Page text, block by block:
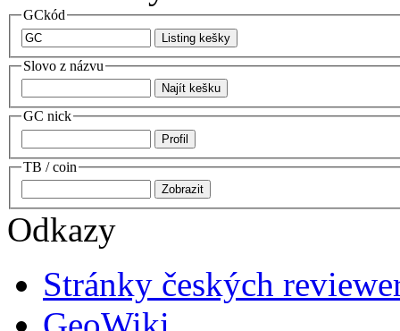
GCkód
Slovo z názvu
GC nick
TB / coin
Odkazy
Stránky českých